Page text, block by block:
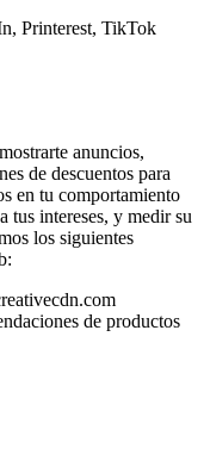
Printerest, TikTok
anuncios,
de descuentos para
en tu comportamiento
tus intereses, y medir su
los siguientes
de productos